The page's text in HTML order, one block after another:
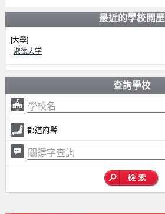
最近的學校閱歷
[大學]
淑徳大学
查詢學校
都道府縣